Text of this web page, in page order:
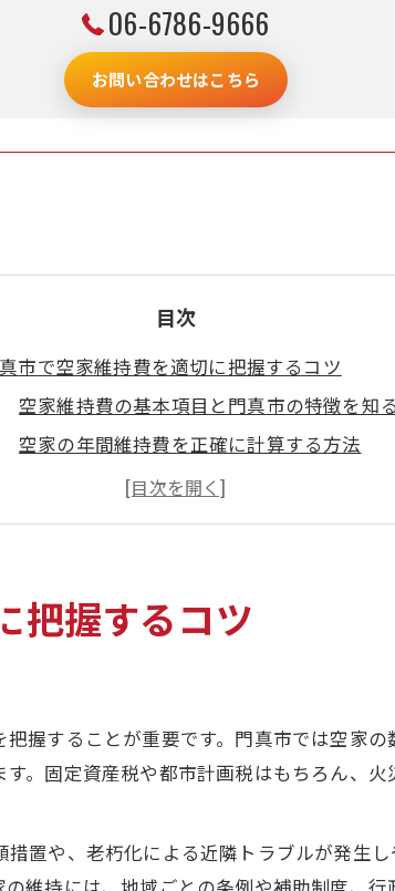
06-6786-9666
お問い合わせはこちら
目次
市で空家維持費を適切に把握するコツ
空家維持費の基本項目と門真市の特徴を知る
空家の年間維持費を正確に計算する方法
門真市の空家維持で見落としがちな費用とは
空家の維持費見積もりで使えるポイント紹
を持つなら門真市の負担軽減策を知る
空家維持費を抑えるための門真市の支援制度
空家維持費の軽減手続きで必要な注意点
空家を賢く管理して費用負担を最小限に
空家維持費の内訳を門真市で詳しく解説
把握するコツ
握することが重要です。門真市では空家
。固定資産税や都市計画税はもちろん、
置や、老朽化による近隣トラブルが発生